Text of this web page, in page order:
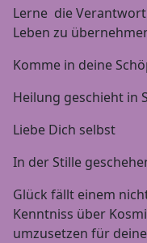
Lerne die
Leben zu
Komme in deine
Heilung geschieht in
Liebe Dich selbst
In der Stille
Glück fällt einem
Kenntniss über
umzusetzen für